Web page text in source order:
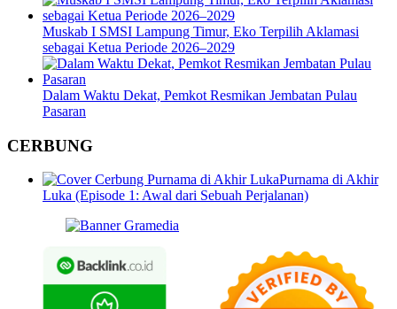
Muskab I SMSI Lampung Timur, Eko Terpilih Aklamasi
sebagai Ketua Periode 2026–2029
Dalam Waktu Dekat, Pemkot Resmikan Jembatan Pulau
Pasaran
CERBUNG
Purnama di Akhir
Luka (Episode 1: Awal dari Sebuah Perjalanan)